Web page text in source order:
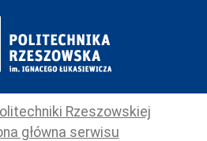
Rzeszowskiej
główna serwisu